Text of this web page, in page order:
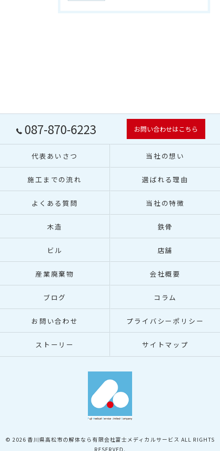
087-870-6223 お問い合わせはこちら
代表あいさつ 当社の想い
施工までの流れ 選ばれる理由
よくある質問 当社の特徴
木造 鉄骨
ビル 店舗
産業廃棄物 会社概要
ブログ コラム
お問い合わせ プライバシーポリシー
ストーリー サイトマップ
© 2026 香川県高松市の解体なら有限会社富士メディカルサービス ALL RIGHTS
RESERVED.